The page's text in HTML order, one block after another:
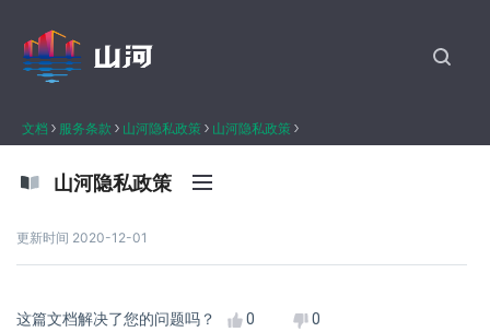
文档 服务条款 山河隐私政策 山河隐私政策
山河隐私政策
更新时间 2020-12-01
这篇文档解决了您的问题吗？ 0 0